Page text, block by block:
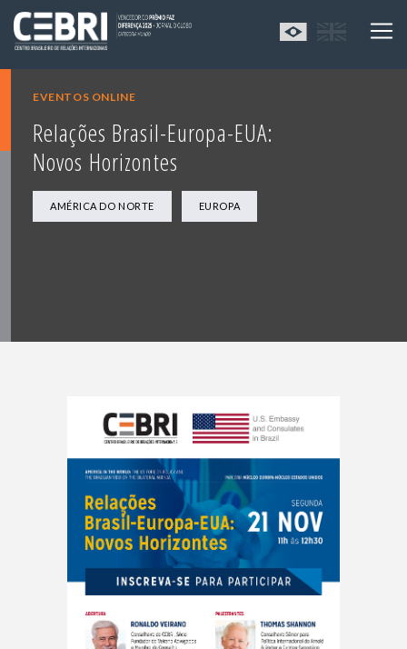
EVENTOS ONLINE
Relações Brasil-Europa-EUA:
Novos Horizontes
AMÉRICA DO NORTE EUROPA